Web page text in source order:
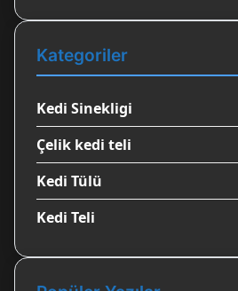
Kategoriler
Kedi Sinekligi
Çelik kedi teli
Kedi Tülü
Kedi Teli